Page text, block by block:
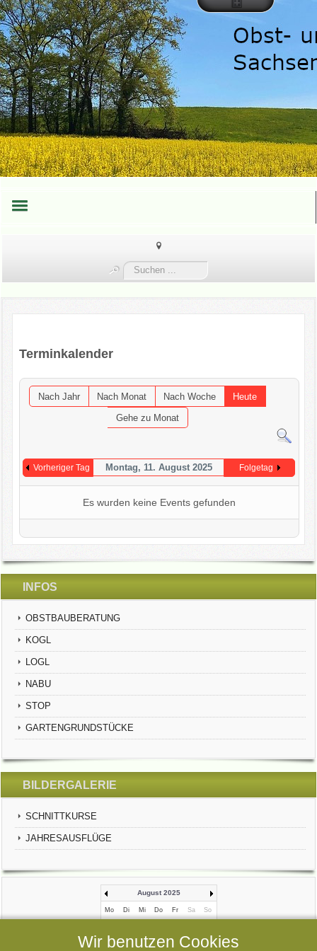
UNSER VEREIN
KONTAKT
Suchen
...
Terminkalender
Nach Jahr Nach Monat Nach Woche
Heute
Gehe zu Monat
Vorheriger Tag Montag, 11. August 2025 Folgetag
Es wurden keine Events gefunden
INFOS
OBSTBAUBERATUNG
KOGL
LOGL
NABU
STOP
GARTENGRUNDSTÜCKE
BILDERGALERIE
SCHNITTKURSE
JAHRESAUSFLÜGE
August 2025
Mo Di Mi Do Fr Sa So
4 5 6 7 9 10
Wir benutzen Cookies